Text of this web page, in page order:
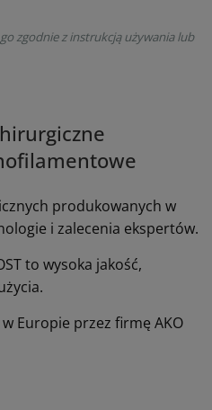
zgodnie z instrukcją używania lub
produkowanych w
i zalecenia ekspertów.
to wysoka jakość,
Europie przez firmę AKO